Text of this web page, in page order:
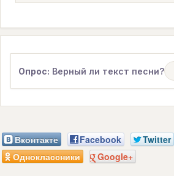
Опрос: Верный ли текст песни?
Вконтакте Facebook Twitter
Одноклассники
Google+